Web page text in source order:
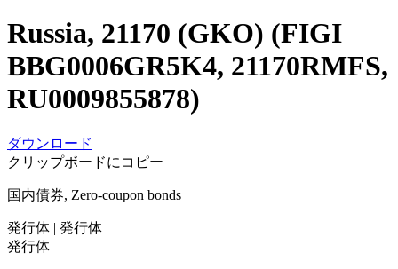
Russia, 21170 (GKO) (FIGI
BBG0006GR5K4, 21170RMFS,
RU0009855878)
ダウンロード
クリップボードにコピー
国内債券, Zero-coupon bonds
発行体 | 発行体
発行体